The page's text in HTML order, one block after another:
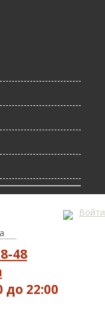
Войти
48
до 22:00